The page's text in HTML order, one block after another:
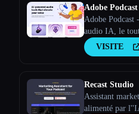
Adobe Podcast
Adobe Podcast
audio IA, le
VISITE
Recast Studio
Assistant
alimenté par